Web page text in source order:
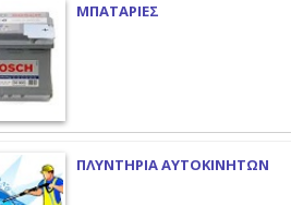
ΜΠΑΤΑΡΙΕΣ
ΠΛΥΝΤΗΡΙΑ ΑΥΤΟΚΙΝΗΤΩΝ